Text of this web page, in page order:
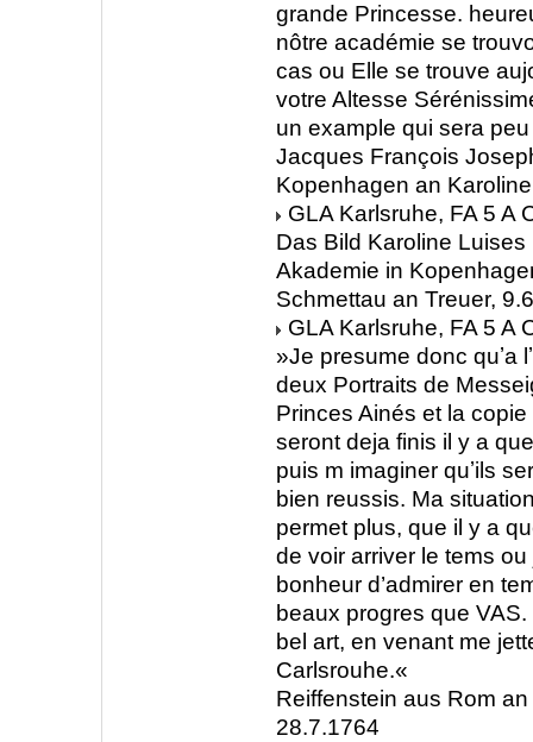
grande Princesse.
nôtre académie se
cas ou Elle se trouve
votre Altesse
un example qui sera
Jacques François
Kopenhagen an
GLA Karlsruhe, FA 5 A
Das Bild Karoline Luises
Akademie in
Schmettau an Treuer,
GLA Karlsruhe, FA 5 A
»Je presume donc quʼa
deux Portraits de
Princes Ainés et la
seront deja finis il y a
puis m imaginer quʼils
bien reussis. Ma
permet plus, que il y a
de voir arriver le tems
bonheur d’admirer en
beaux progres que
bel art, en venant me
Carlsrouhe.«
Reiffenstein aus Rom
28.7.1764